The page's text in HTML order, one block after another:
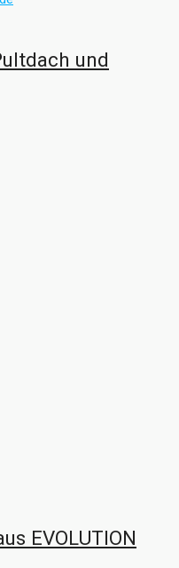
und
EVOLUTION